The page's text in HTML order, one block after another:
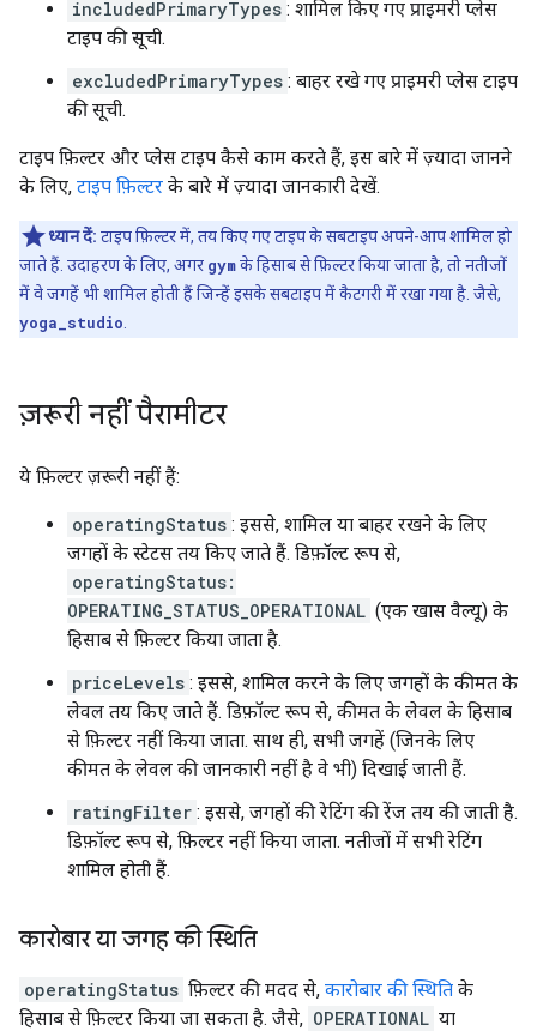
includedPrimaryTypes : शामिल किए गए प्राइमरी प्लेस
टाइप की सूची.
excludedPrimaryTypes : बाहर रखे गए प्राइमरी प्लेस टाइप
की सूची.
टाइप फ़िल्टर और प्लेस टाइप कैसे काम करते हैं, इस बारे में ज़्यादा जानने
के लिए, टाइप फ़िल्टर के बारे में ज़्यादा जानकारी देखें.
ध्यान दें: टाइप फ़िल्टर में, तय किए गए टाइप के सबटाइप अपने-आप शामिल हो
जाते हैं. उदाहरण के लिए, अगर gymके हिसाब से फ़िल्टर किया जाता है, तो नतीजों
में वे जगहें भी शामिल होती हैं जिन्हें इसके सबटाइप में कैटगरी में रखा गया है. जैसे,
yoga_studio
ज़रूरी नहीं पैरामीटर
ये फ़िल्टर ज़रूरी नहीं हैं:
operatingStatus : इससे, शामिल या बाहर रखने के लिए
जगहों के स्टेटस तय किए जाते हैं. डिफ़ॉल्ट रूप से,
operatingStatus:
OPERATING_STATUS_OPERATIONAL (एक खास वैल्यू) के
हिसाब से फ़िल्टर किया जाता है.
priceLevels : इससे, शामिल करने के लिए जगहों के कीमत के
लेवल तय किए जाते हैं. डिफ़ॉल्ट रूप से, कीमत के लेवल के हिसाब
से फ़िल्टर नहीं किया जाता. साथ ही, सभी जगहें (जिनके लिए
कीमत के लेवल की जानकारी नहीं है वे भी) दिखाई जाती हैं.
ratingFilter : इससे, जगहों की रेटिंग की रेंज तय की जाती है.
डिफ़ॉल्ट रूप से, फ़िल्टर नहीं किया जाता. नतीजों में सभी रेटिंग
शामिल होती हैं.
कारोबार या जगह की स्थिति
operatingStatus फ़िल्टर की मदद से, कारोबार की स्थिति के
हिसाब से फ़िल्टर किया जा सकता है. जैसे, OPERATIONAL या